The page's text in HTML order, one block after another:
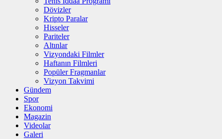
Dövizler
Kripto Paralar
Hisseler
Pariteler
Altınlar
Vizyondaki Filmler
Haftanın Filmleri
Popüler Fragmanlar
Vizyon Takvimi
Gündem
Spor
Ekonomi
Magazin
Videolar
Galeri